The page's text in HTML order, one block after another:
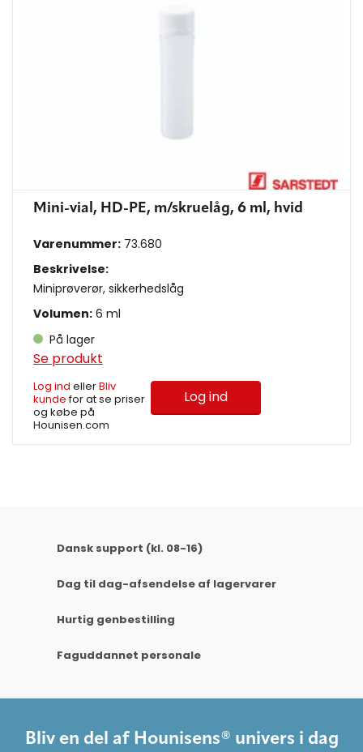
Mini-vial, HD-PE, m/skruelåg, 6 ml, hvid
Varenummer: 73.680
Beskrivelse:
Miniprøverør, sikkerhedslåg
Volumen: 6 ml
På lager
Se produkt
Log ind ellerBliv
kundefor at se priser
og købe på
Hounisen.com
Log ind
Dansk support (kl. 08-16)
Dag til dag-afsendelse af lagervarer
Hurtig genbestilling
Faguddannet personale
Bliv en del af Hounisens® univers i dag